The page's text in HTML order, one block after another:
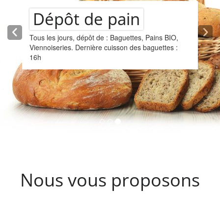
Dépôt de pain
Tous les jours, dépôt de : Baguettes, Pains BIO,
Viennoiseries. Dernière cuisson des baguettes :
16h
Nous vous proposons